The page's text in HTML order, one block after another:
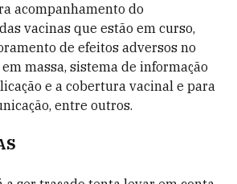
acompanhamento do
vacinas que estão em curso,
de efeitos adversos no
massa, sistema de informação
e a cobertura vacinal e para
entre outros.